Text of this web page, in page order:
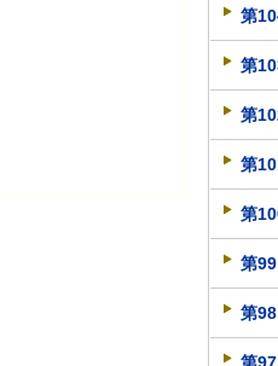
第
第
第
第
第
第
第